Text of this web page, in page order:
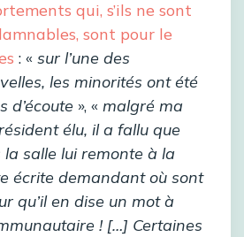
qui, s’ils ne sont
sont pour le
: « sur l’une des
les minorités ont été
d’écoute », « malgré ma
élu, il a fallu que
la salle lui remonte à la
écrite demandant où sont
qu’il en dise un mot à
! […] Certaines